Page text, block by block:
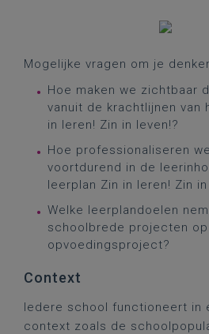
Mogelijke vragen om je
Hoe maken we zichtbaar
vanuit de krachtlijnen van
in leren! Zin in leven!?
Hoe professionaliseren
voortdurend in de
leerplan Zin in leren! Zin in
Welke leerplandoelen
schoolbrede projecten op
opvoedingsproject?
Context
Iedere school functioneert in
context zoals de